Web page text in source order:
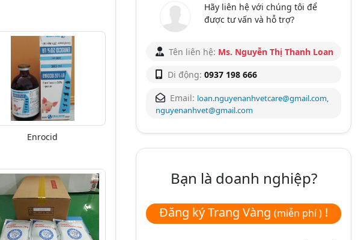
Enrocid
Hãy liên hệ với chúng tôi để
được tư vấn và hỗ trợ?
Tên liên hệ: Ms. Nguyễn Thị Thanh Loan
Di động: 0937 198 666
Email: loan.nguyenanhvetcare@gmail.com,
nguyenanhvet@gmail.com
Bạn là doanh nghiệp?
Đăng ký Trang Vàng (miễn phí ) !